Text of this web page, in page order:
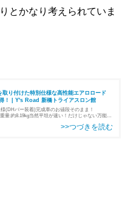
とかなり考えられていま
取り付けた特別仕様な高性能エアロロード
！ | Y's Road 新橋トライアスロン館
(DHバー装着)完成車のお値段そのまま！
重量:約8.19kg当然平坦が速い！だけじゃない万能機